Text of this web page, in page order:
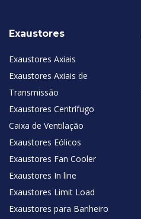
Exaustores
Exaustores Axiais
Exaustores Axiais de
Transmissão
Exaustores Centrífugo
Caixa de Ventilação
Exaustores Eólicos
Exaustores Fan Cooler
Exaustores In line
Exaustores Limit Load
Exaustores para Banheiro